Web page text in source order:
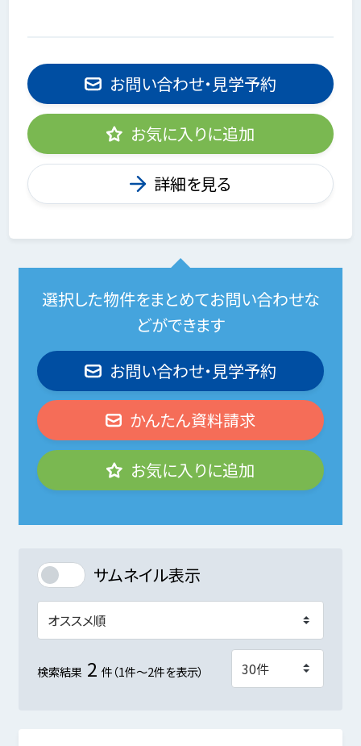
お問い合わせ・見学予約
お気に入りに追加
詳細を見る
選択した物件をまとめてお問い合わせな
どができます
お問い合わせ・見学予約
かんたん資料請求
お気に入りに追加
サムネイル表示
検索結果 2 件（1件～2件を表示）